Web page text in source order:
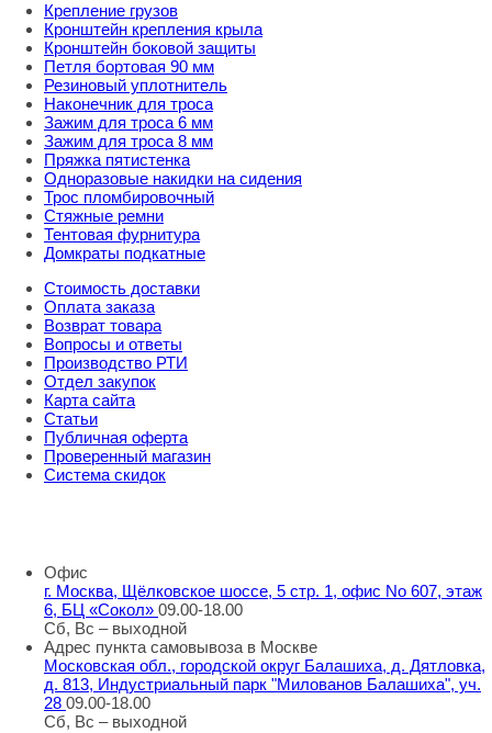
Крепление грузов
Кронштейн крепления крыла
Кронштейн боковой защиты
Петля бортовая 90 мм
Резиновый уплотнитель
Наконечник для троса
Зажим для троса 6 мм
Зажим для троса 8 мм
Пряжка пятистенка
Одноразовые накидки на сидения
Трос пломбировочный
Стяжные ремни
Тентовая фурнитура
Домкраты подкатные
Стоимость доставки
Оплата заказа
Возврат товара
Вопросы и ответы
Производство РТИ
Отдел закупок
Карта сайта
Статьи
Публичная оферта
Проверенный магазин
Система скидок
Офис
г. Москва, Щёлковское шоссе, 5 стр. 1, офис No 607, этаж
6, БЦ «Сокол» 09.00-18.00
Сб, Вс – выходной
Адрес пункта самовывоза в Москве
Московская обл., городской округ Балашиха, д. Дятловка,
д. 813, Индустриальный парк "Милованов Балашиха", уч.
28 09.00-18.00
Сб, Вс – выходной